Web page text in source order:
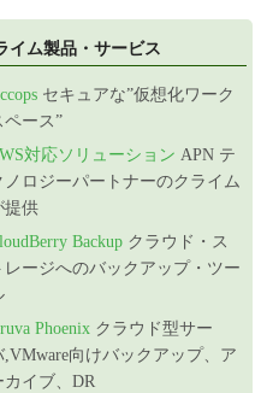
イム製品・サービス
セキュアな”仮想化ワーク
ペース”
対応ソリューション APN テ
ノロジーパートナーのクライム
提供
Backup クラウド・ス
レージへのバックアップ・ツー
Phoenix クラウド型サー
,VMware向けバックアップ、ア
カイブ、DR